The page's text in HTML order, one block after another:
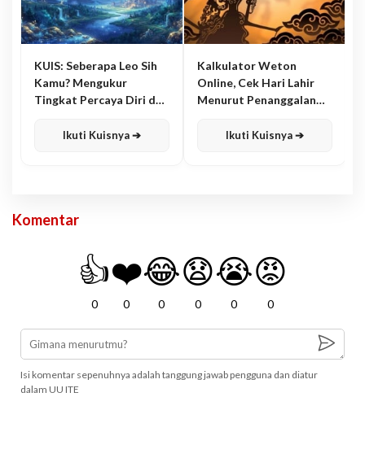
KUIS: Seberapa Leo Sih
Kamu? Mengukur
Tingkat Percaya Diri dan
Ikuti Kuisnya ➔
Kalkulator Weton
Online, Cek Hari Lahir
Menurut Penanggalan
Ikuti Kuisnya ➔
Komentar
👍
0
❤️
0
😂
0
😧
0
😭
0
😡
0
Isi komentar sepenuhnya adalah tanggung jawab pengguna dan diatur
dalam UU ITE